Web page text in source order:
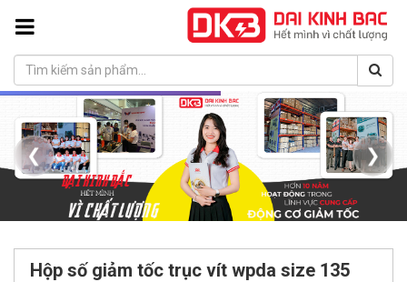
❮ ❯
Hộp số giảm tốc trục vít wpda size 135